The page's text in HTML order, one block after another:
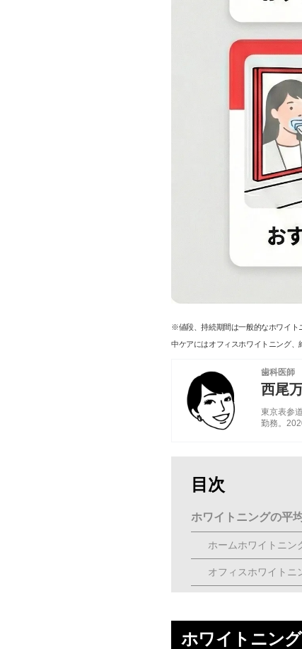
※値段、持続期間は一般的なホワイト
中ケアにはオフィスホワイトニング、
歯科医師
西尾
東京表参
勤務。
目次
ホワイトニングの平
ホームホワイトニン
オフィスホワイトニ
ホワイトニン